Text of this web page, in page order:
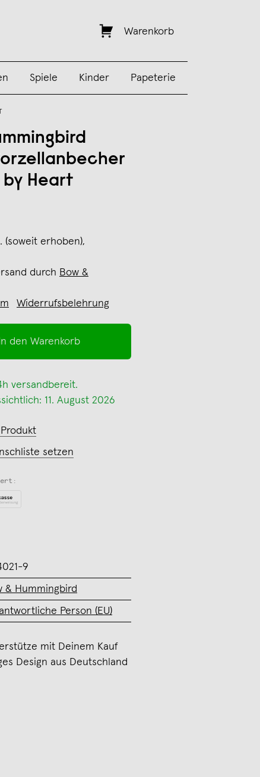
Warenkorb
Spiele Kinder Papeterie
by Heart
(soweit erhoben),
durch Bow &
Widerrufsbelehrung
In den Warenkorb
versandbereit.
11. August 2026
setzen
9
& Hummingbird
Person (EU)
mit Deinem Kauf
Design aus Deutschland